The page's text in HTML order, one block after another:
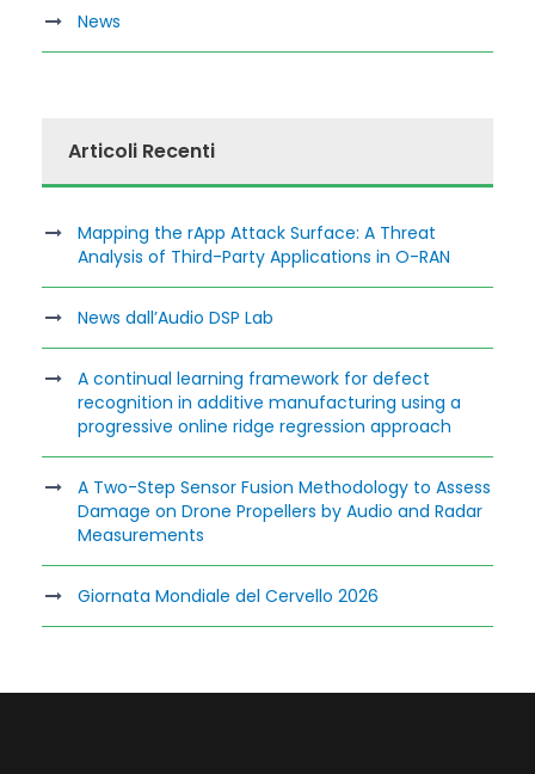
News
Articoli Recenti
Mapping the rApp Attack Surface: A Threat
Analysis of Third-Party Applications in O-RAN
News dall’Audio DSP Lab
A continual learning framework for defect
recognition in additive manufacturing using a
progressive online ridge regression approach
A Two-Step Sensor Fusion Methodology to Assess
Damage on Drone Propellers by Audio and Radar
Measurements
Giornata Mondiale del Cervello 2026